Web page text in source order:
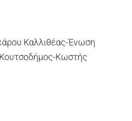
Καλλιθέας-Ένωση
Κωστής